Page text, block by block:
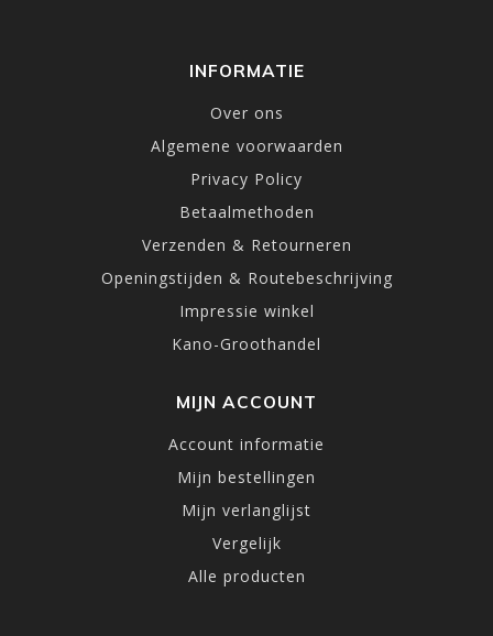
INFORMATIE
Over ons
Algemene voorwaarden
Privacy Policy
Betaalmethoden
Verzenden & Retourneren
Openingstijden & Routebeschrijving
Impressie winkel
Kano-Groothandel
MIJN ACCOUNT
Account informatie
Mijn bestellingen
Mijn verlanglijst
Vergelijk
Alle producten